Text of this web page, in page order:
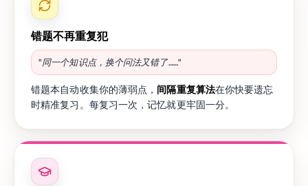
错题不再重复犯
"同一个知识点，换个问法又错了……"
错题本自动收集你的薄弱点， 间隔重复算法在你快要遗忘
时精准复习。每复习一次，记忆就更牢固一分。